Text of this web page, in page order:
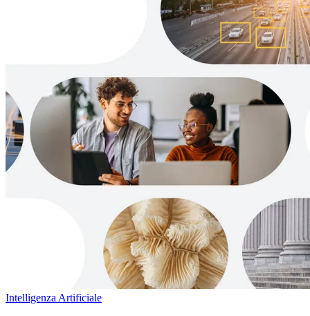
Intelligenza Artificiale